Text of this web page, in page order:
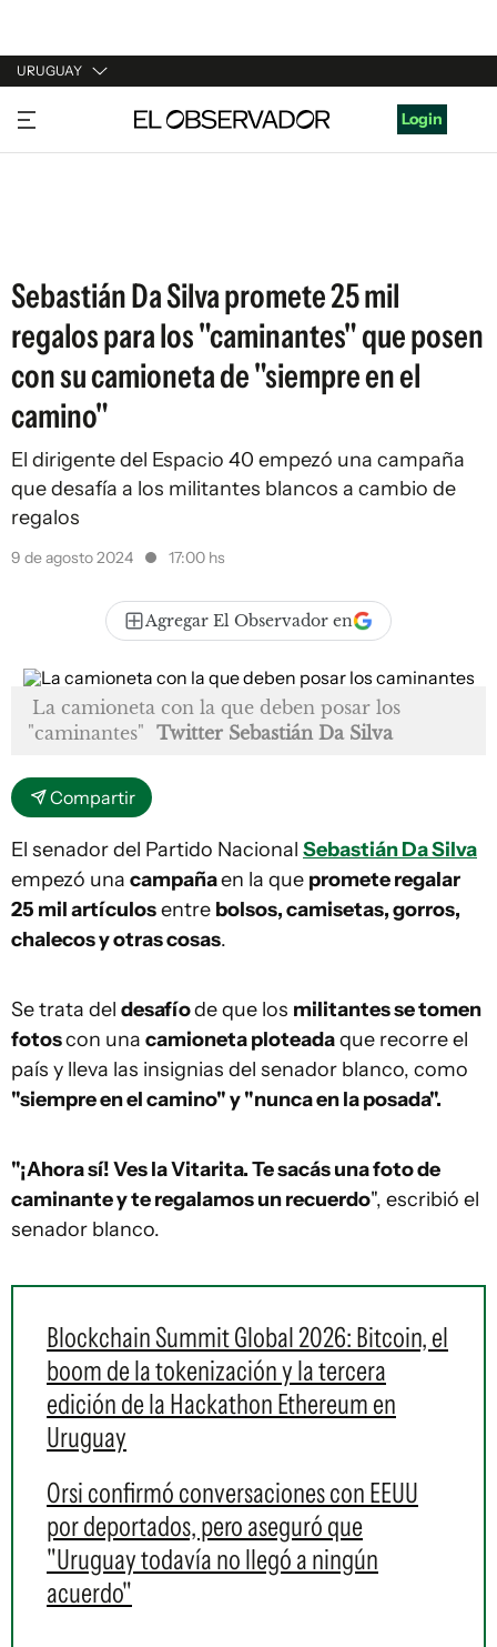
URUGUAY
URUGUAY
ARGENTINA
Login
Sebastián Da Silva promete 25 mil
regalos para los "caminantes" que posen
con su camioneta de "siempre en el
camino"
El dirigente del Espacio 40 empezó una campaña
que desafía a los militantes blancos a cambio de
regalos
9 de agosto 2024 17:00 hs
Agregar El Observador en
La camioneta con la que deben posar los
"caminantes" Twitter Sebastián Da Silva
Compartir
El senador del Partido Nacional Sebastián Da Silva
empezó una campañaen la que promete regalar
25 mil artículosentre bolsos, camisetas, gorros,
chalecos y otras cosas.
Se trata del desafíode que los militantes se tomen
fotoscon una camioneta ploteadaque recorre el
país y lleva las insignias del senador blanco, como
"siempre en el camino" y "nunca en la posada".
"¡Ahora sí! Ves la Vitarita. Te sacás una foto de
caminante y te regalamos un recuerdo", escribió el
senador blanco.
Blockchain Summit Global 2026: Bitcoin, el
boom de la tokenización y la tercera
edición de la Hackathon Ethereum en
Uruguay
Orsi confirmó conversaciones con EEUU
por deportados, pero aseguró que
"Uruguay todavía no llegó a ningún
acuerdo"